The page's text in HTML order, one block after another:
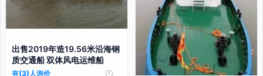
出售2019年造19.56米沿海钢
质交通船 双体风电运维船
有(3)人询价